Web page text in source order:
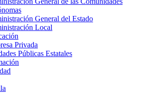
General del Estado
Local
Privada
Públicas Estatales